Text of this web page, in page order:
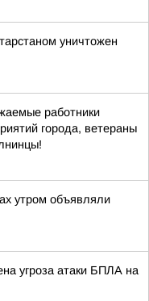
уничтожен
работники
города, ветераны
утром объявляли
угроза атаки БПЛА на